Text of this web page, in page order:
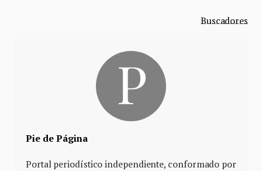
Buscadores
Pie de Página
Portal periodístico independiente, conformado por